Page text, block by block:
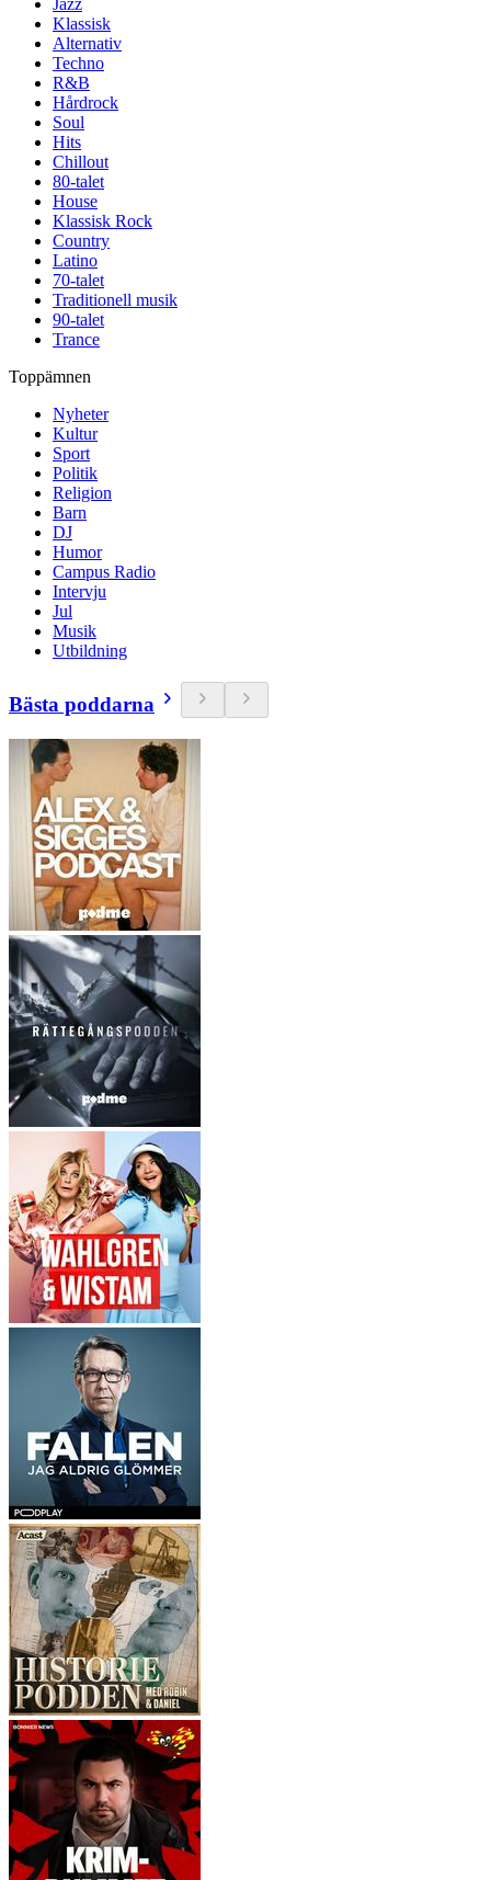
Jazz
Klassisk
Alternativ
Techno
R&B
Hårdrock
Soul
Hits
Chillout
80-talet
House
Klassisk Rock
Country
Latino
70-talet
Traditionell musik
90-talet
Trance
Toppämnen
Nyheter
Kultur
Sport
Politik
Religion
Barn
DJ
Humor
Campus Radio
Intervju
Jul
Musik
Utbildning
Bästa poddarna